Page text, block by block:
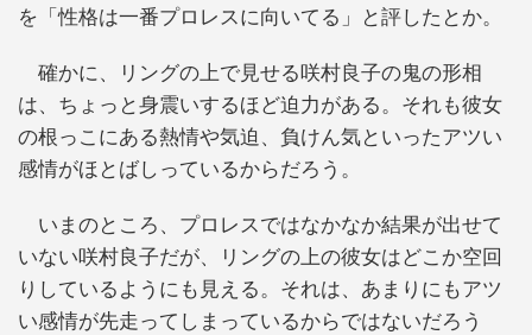
を「性格は一番プロレスに向いてる」と評したとか。
確かに、リングの上で見せる咲村良子の鬼の形相
は、ちょっと身震いするほど迫力がある。それも彼女
の根っこにある熱情や気迫、負けん気といったアツい
感情がほとばしっているからだろう。
いまのところ、プロレスではなかなか結果が出せて
いない咲村良子だが、リングの上の彼女はどこか空回
りしているようにも見える。それは、あまりにもアツ
い感情が先走ってしまっているからではないだろう